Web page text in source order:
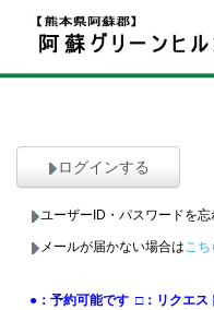
ログインする
ユーザーID・パスワードを忘
メールが届かない場合はこち
●：予約可能です □：リクエス